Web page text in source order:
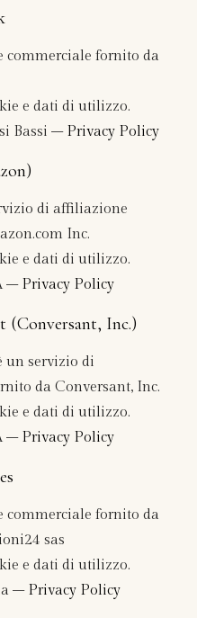
commerciale fornito da
e dati di utilizzo.
Bassi – Privacy Policy
di affiliazione
Inc.
e dati di utilizzo.
– Privacy Policy
(Conversant, Inc.)
un servizio di
da Conversant, Inc.
e dati di utilizzo.
– Privacy Policy
commerciale fornito da
sas
e dati di utilizzo.
– Privacy Policy